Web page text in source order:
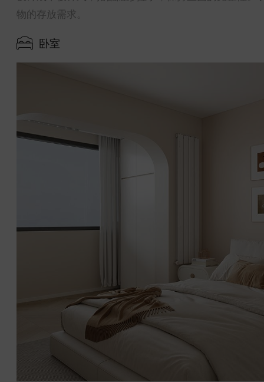
物的存放需求。
卧室